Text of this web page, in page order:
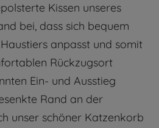
Kissen unseres
bei, dass sich bequem
anpasst und somit
Rückzugsort
Ein- und Ausstieg
Rand an der
unser schöner Katzenkorb